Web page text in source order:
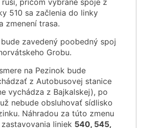
ruší, pričom vybrané spoje z
510 sa začlenia do linky
zmenení trasa.
bude zavedený poobedný spoj
Grobu.
na Pezinok bude
z Autobusovej stanice
vychádza z Bajkalskej), po
nebude obsluhovať sídlisko
Náhradou za túto zmenu
liniek 540, 545,